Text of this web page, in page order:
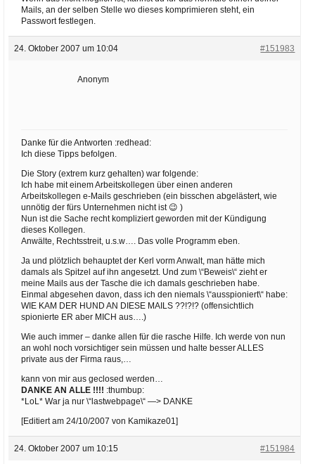
Mails, an der selben Stelle wo dieses komprimieren steht, ein
Passwort festlegen.
24. Oktober 2007 um 10:04 #151983
Anonym
Danke für die Antworten :redhead:
Ich diese Tipps befolgen.
Die Story (extrem kurz gehalten) war folgende:
Ich habe mit einem Arbeitskollegen über einen anderen
Arbeitskollegen e-Mails geschrieben (ein bisschen abgelästert, wie
unnötig der fürs Unternehmen nicht ist 😉 )
Nun ist die Sache recht kompliziert geworden mit der Kündigung
dieses Kollegen.
Anwälte, Rechtsstreit, u.s.w…. Das volle Programm eben.
Ja und plötzlich behauptet der Kerl vorm Anwalt, man hätte mich
damals als Spitzel auf ihn angesetzt. Und zum \“Beweis\“ zieht er
meine Mails aus der Tasche die ich damals geschrieben habe.
Einmal abgesehen davon, dass ich den niemals \“ausspioniert\“ habe:
WIE KAM DER HUND AN DIESE MAILS ??!?!? (offensichtlich
spionierte ER aber MICH aus….)
Wie auch immer – danke allen für die rasche Hilfe. Ich werde von nun
an wohl noch vorsichtiger sein müssen und halte besser ALLES
private aus der Firma raus,…
kann von mir aus geclosed werden…
DANKE AN ALLE !!!! :thumbup:
*LoL* War ja nur \“lastwebpage\“ —> DANKE
[Editiert am 24/10/2007 von Kamikaze01]
24. Oktober 2007 um 10:15 #151984